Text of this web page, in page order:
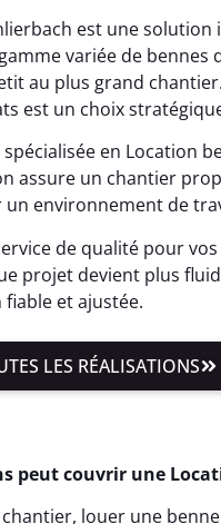
est une
variée de
au plus grand
est un choix
en Location
assure un chantier
environnement de
de qualité pour
projet devient plus
et ajustée.
LES RÉALISATIONS
peut couvrir une
louer une